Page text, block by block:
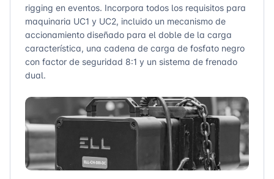
rigging en eventos. Incorpora todos los requisitos para
maquinaria UC1 y UC2, incluido un mecanismo de
accionamiento diseñado para el doble de la carga
característica, una cadena de carga de fosfato negro
con factor de seguridad 8:1 y un sistema de frenado
dual.